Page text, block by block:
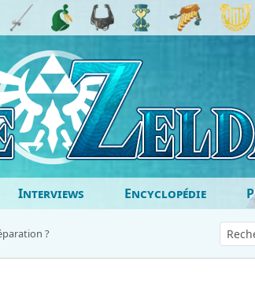
Interviews Encyclopédie
?